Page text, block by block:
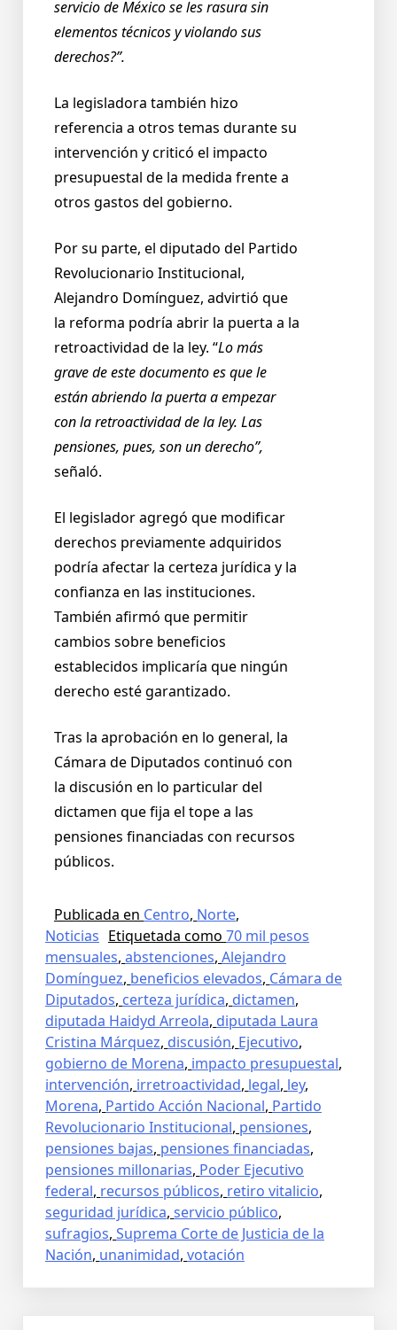
servicio de México se les rasura sin
elementos técnicos y violando sus
derechos?”.
La legisladora también hizo
referencia a otros temas durante su
intervención y criticó el impacto
presupuestal de la medida frente a
otros gastos del gobierno.
Por su parte, el diputado del Partido
Revolucionario Institucional,
Alejandro Domínguez, advirtió que
la reforma podría abrir la puerta a la
retroactividad de la ley. “Lo más
grave de este documento es que le
están abriendo la puerta a empezar
con la retroactividad de la ley. Las
pensiones, pues, son un derecho”,
señaló.
El legislador agregó que modificar
derechos previamente adquiridos
podría afectar la certeza jurídica y la
confianza en las instituciones.
También afirmó que permitir
cambios sobre beneficios
establecidos implicaría que ningún
derecho esté garantizado.
Tras la aprobación en lo general, la
Cámara de Diputados continuó con
la discusión en lo particular del
dictamen que fija el tope a las
pensiones financiadas con recursos
públicos.
Publicada en Centro, Norte,
Noticias Etiquetada como 70 mil pesos
mensuales, abstenciones, Alejandro
Domínguez, beneficios elevados, Cámara de
Diputados, certeza jurídica, dictamen,
diputada Haidyd Arreola, diputada Laura
Cristina Márquez, discusión, Ejecutivo,
gobierno de Morena, impacto presupuestal,
intervención, irretroactividad, legal, ley,
Morena, Partido Acción Nacional, Partido
Revolucionario Institucional, pensiones,
pensiones bajas, pensiones financiadas,
pensiones millonarias, Poder Ejecutivo
federal, recursos públicos, retiro vitalicio,
seguridad jurídica, servicio público,
sufragios, Suprema Corte de Justicia de la
Nación, unanimidad, votación